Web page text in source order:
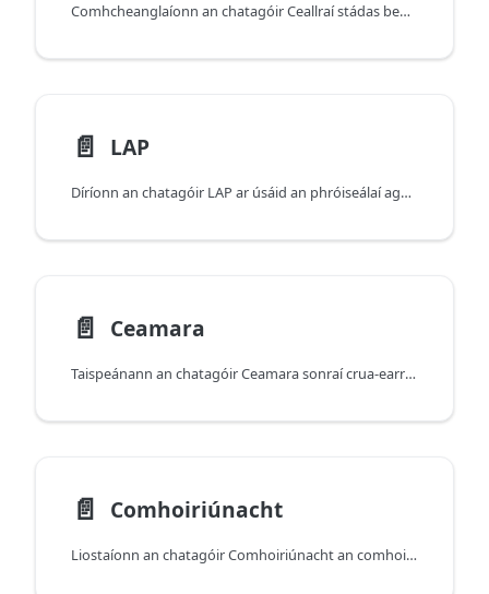
Comhcheanglaíonn an chatagóir Ceallraí stádas beo na ceallraí (leibhéal/stádas) le sonraíochtaí ceallraí ar leibhéal an mhúnla agus réamhaisnéisí maidir le fad ama (am cainte, athsheinm físeáin, agus níos mó fós).
📄️ LAP
Díríonn an chatagóir LAP ar úsáid an phróiseálaí agus ar shaintréithe reatha an LAP (ailtireacht, taiscí, minicíocht), chomh maith le sonraíochtaí LAP ar leibhéal an mhúnla nuair atá siad ar fáil.
📄️ Ceamara
Taispeánann an chatagóir Ceamara sonraí crua-earraí agus tacaíocht gnéithe ceamara do do mhúnla gléis (lionsaí tosaigh/cúil, módanna grianghraf/físeáin, agus cumais ghaolmhara).
📄️ Comhoiriúnacht
Liostaíonn an chatagóir Comhoiriúnacht an comhoiriúnacht ar leibhéal an mhúnla le gabhálais roghnaithe (mar shampla, méarchláir, Apple Pencil, agus Apple Watch).